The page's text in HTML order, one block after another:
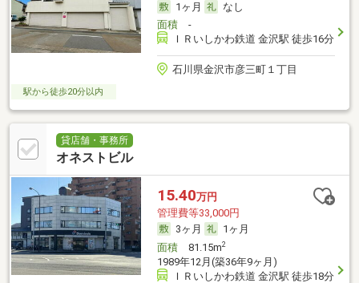
1ヶ月
なし
面積-
ＩＲいしかわ鉄道 金沢駅 徒歩16分
石川県金沢市彦三町１丁目
駅から徒歩20分以内
貸店舗・事務所
オネストビル
15.40万円
管理費等33,000円
3ヶ月
1ヶ月
面積81.15m2
1989年12月(築36年9ヶ月)
ＩＲいしかわ鉄道 金沢駅 徒歩18分